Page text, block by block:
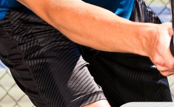
ACCESSOIRES
CERTIFICAT CADEAU